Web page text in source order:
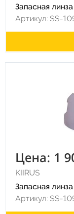
Запасная
Артикул: SS-
Цена: 1
KIIRUS
Запасная
Артикул: SS-